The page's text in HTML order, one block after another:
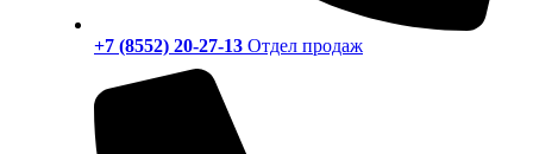
+7 (8552) 20-27-13 Отдел продаж